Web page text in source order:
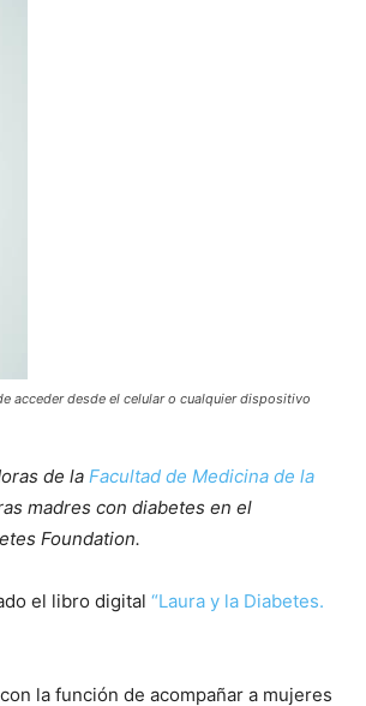
acceder desde el celular o cualquier dispositivo
de la Facultad de Medicina de la
madres con diabetes en el
Foundation.
el libro digital “Laura y la Diabetes.
la función de acompañar a mujeres